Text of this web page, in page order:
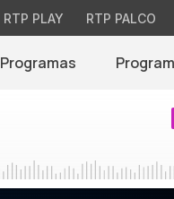
RTP PLAY RTP PALCO
Programas